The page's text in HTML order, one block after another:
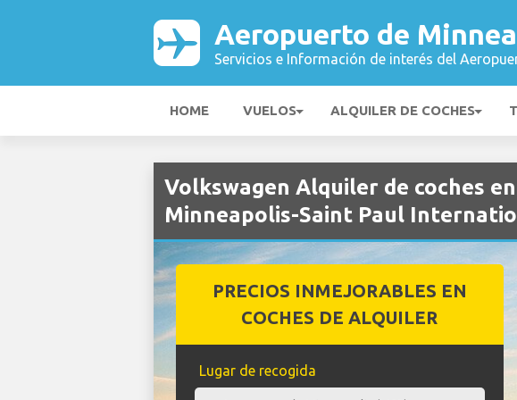
Aeropuerto de
Servicios e Información de interés del
HOME VUELOS ALQUILER DE COCHES
Volkswagen Alquiler de coches
Minneapolis-Saint Paul
PRECIOS INMEJORABLES EN
COCHES DE ALQUILER
Lugar de recogida